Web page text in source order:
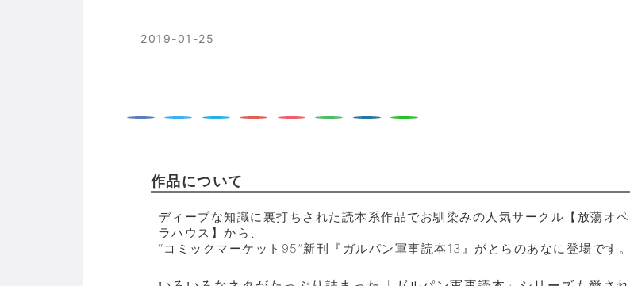
2019-01-25
作品について
ディープな知識に裏打ちされた読本系作品でお馴染みの人気サークル【放蕩オペ
ラハウス】から、
“コミックマーケット95”新刊『ガルパン軍事読本13』がとらのあなに登場です。